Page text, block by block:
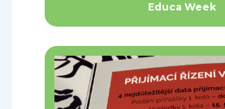
Educa Week